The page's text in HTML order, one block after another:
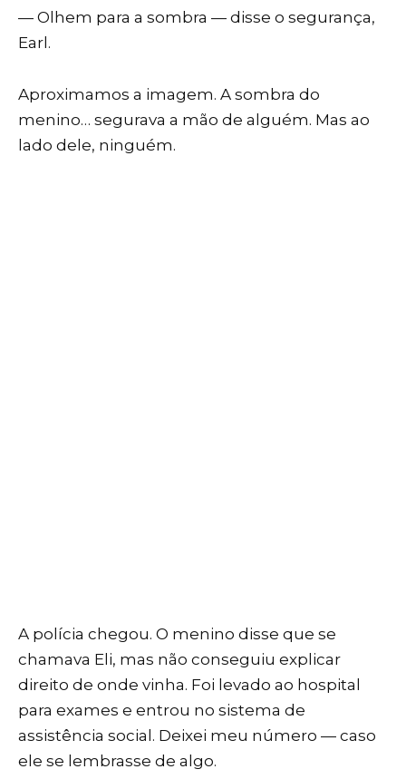
— Olhem para a sombra — disse o segurança,
Earl.
Aproximamos a imagem. A sombra do
menino… segurava a mão de alguém. Mas ao
lado dele, ninguém.
A polícia chegou. O menino disse que se
chamava Eli, mas não conseguiu explicar
direito de onde vinha. Foi levado ao hospital
para exames e entrou no sistema de
assistência social. Deixei meu número — caso
ele se lembrasse de algo.